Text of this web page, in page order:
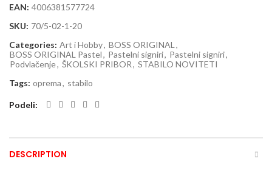
EAN: 4006381577724
SKU: 70/5-02-1-20
Categories: Art i Hobby, BOSS ORIGINAL ,
BOSS ORIGINAL Pastel, Pastelni signiri, Pastelni signiri,
Podvlačenje, ŠKOLSKI PRIBOR, STABILO NOVITETI
Tags: oprema, stabilo
Podeli
DESCRIPTION